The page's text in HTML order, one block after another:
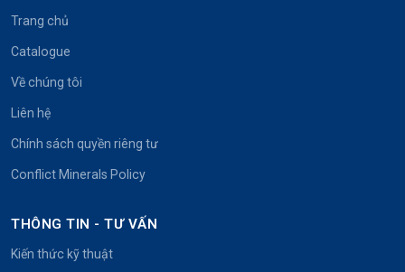
Trang chủ
Catalogue
Về chúng tôi
Liên hệ
Chính sách quyền riêng tư
Conflict Minerals Policy
THÔNG TIN - TƯ VẤN
Kiến thức kỹ thuật